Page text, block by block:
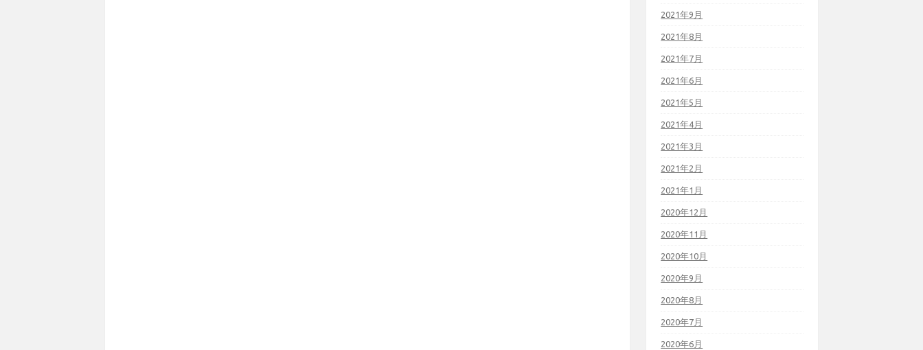
2021年9月
2021年8月
2021年7月
2021年6月
2021年5月
2021年4月
2021年3月
2021年2月
2021年1月
2020年12月
2020年11月
2020年10月
2020年9月
2020年8月
2020年7月
2020年6月